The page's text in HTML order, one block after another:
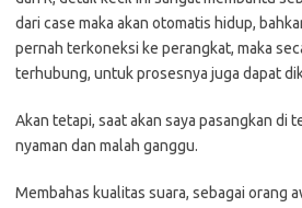
dari case maka akan otomatis hidup,
pernah terkoneksi ke perangkat, maka
terhubung, untuk prosesnya juga dapat
Akan tetapi, saat akan saya pasangkan di
nyaman dan malah ganggu.
Membahas kualitas suara, sebagai orang